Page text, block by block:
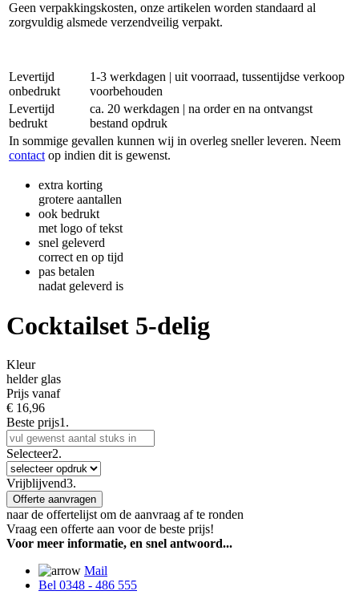
Geen verpakkingskosten, onze artikelen worden standaard al
zorgvuldig alsmede verzendveilig verpakt.
Levertijd
onbedrukt
1-3 werkdagen | uit voorraad, tussentijdse verkoop
voorbehouden
Levertijd
bedrukt
ca. 20 werkdagen | na order en na ontvangst
bestand opdruk
In sommige gevallen kunnen wij in overleg sneller leveren. Neem
contact op indien dit is gewenst.
extra korting
grotere aantallen
ook bedrukt
met logo of tekst
snel geleverd
correct en op tijd
pas betalen
nadat geleverd is
Cocktailset 5-delig
Kleur
helder glas
Prijs vanaf
€ 16,96
Beste prijs1.
Selecteer2.
Vrijblijvend3.
Offerte aanvragen
naar de offertelijst om de aanvraag af te ronden
Vraag een offerte aan voor de beste prijs!
Voor meer informatie, en snel antwoord...
Mail
Bel 0348 - 486 555